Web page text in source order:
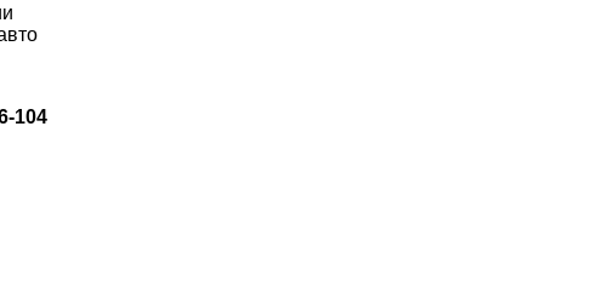
104